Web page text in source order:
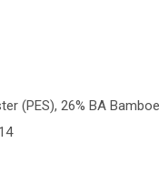
(PES), 26% BA